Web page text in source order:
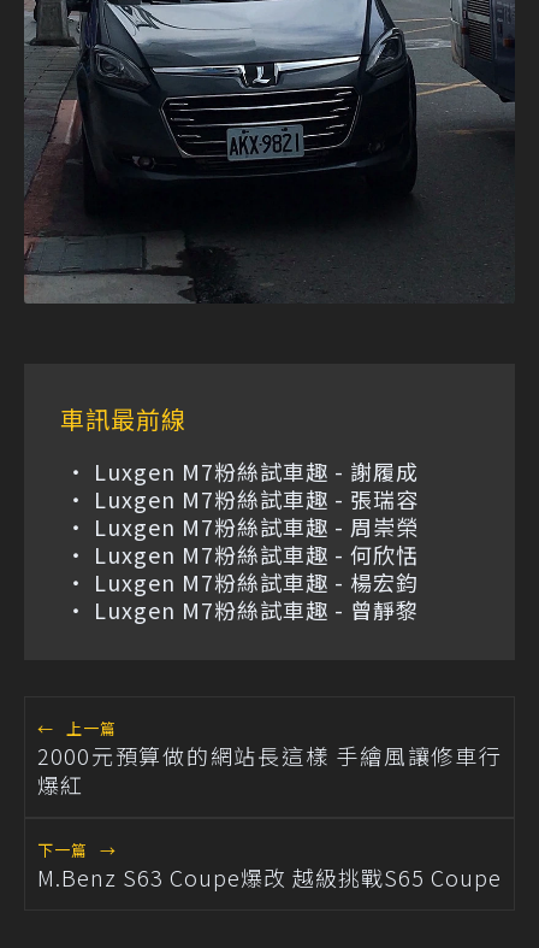
車訊最前線
Luxgen M7粉絲試車趣 - 謝履成
Luxgen M7粉絲試車趣 - 張瑞容
Luxgen M7粉絲試車趣 - 周崇榮
Luxgen M7粉絲試車趣 - 何欣恬
Luxgen M7粉絲試車趣 - 楊宏鈞
Luxgen M7粉絲試車趣 - 曾靜黎
← 上一篇
2000元預算做的網站長這樣 手繪風讓修車行
爆紅
下一篇 →
M.Benz S63 Coupe爆改 越級挑戰S65 Coupe